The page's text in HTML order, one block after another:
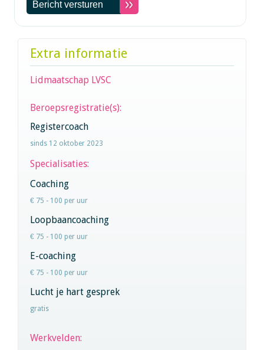
Extra informatie
Lidmaatschap LVSC
Beroepsregistratie(s):
Registercoach
sinds 12 oktober 2023
Specialisaties:
Coaching
€ 75 - 100 per uur
Loopbaancoaching
€ 75 - 100 per uur
E-coaching
€ 75 - 100 per uur
Lucht je hart gesprek
gratis
Werkvelden: